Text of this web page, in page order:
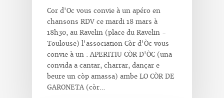
Cor d'Oc vous convie à un apéro en
chansons RDV ce mardi 18 mars à
18h30, au Ravelin (place du Ravelin -
Toulouse) l'association Còr d'Òc vous
convie à un : APERITIU CÒR D'ÒC (una
convida a cantar, charrar, dançar e
beure un còp amassa) ambe LO CÒR DE
GARONETA (còr…